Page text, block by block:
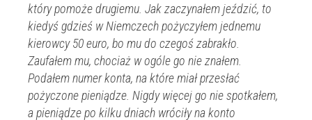
który pomoże drugiemu. Jak zaczynałem jeździć, to
kiedyś gdzieś w Niemczech pożyczyłem jednemu
kierowcy 50 euro, bo mu do czegoś zabrakło.
Zaufałem mu, chociaż w ogóle go nie znałem.
Podałem numer konta, na które miał przesłać
pożyczone pieniądze. Nigdy więcejgo nie spotkałem,
a pieniądze po kilku dniach wróciły na konto